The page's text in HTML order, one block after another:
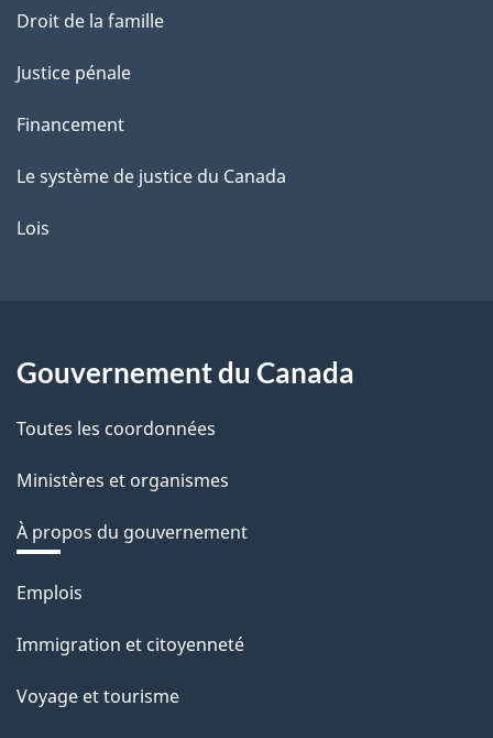
Droit de la famille
Justice pénale
Financement
Le système de justice du Canada
Lois
Gouvernement du Canada
Toutes les coordonnées
Ministères et organismes
À propos du gouvernement
Thèmes
sujets
Emplois
Immigration et citoyenneté
Voyage et tourisme